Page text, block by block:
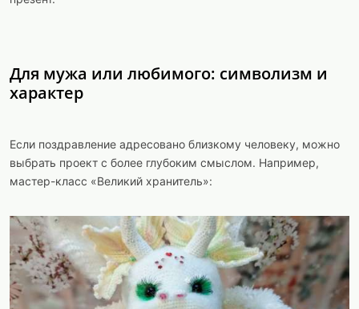
Для мужа или любимого: символизм и
характер
Если поздравление адресовано близкому человеку, можно
выбрать проект с более глубоким смыслом. Например,
мастер-класс «Великий хранитель»: